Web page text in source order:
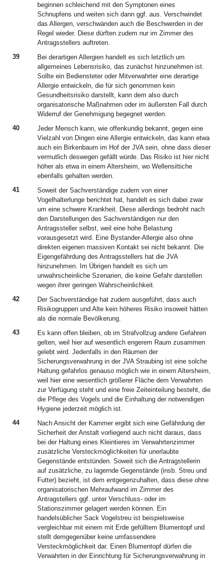
beginnen schleichend mit den Symptonen eines
Schnupfens und weiten sich dann ggf. aus. Verschwindet
das Allergen, verschwänden auch die Beschwerden in der
Regel wieder. Diese dürften zudem nur im Zimmer des
Antragsstellers auftreten.
39
Bei derartigen Allergien handelt es sich letztlich um
allgemeines Lebensrisiko, das zunächst hinzunehmen ist.
Sollte ein Bediensteter oder Mitverwahrter eine derartige
Allergie entwickeln, die für sich genommen kein
Gesundheitsrisiko darstellt, kann dem also durch
organisatorische Maßnahmen oder im äußersten Fall durch
Widerruf der Genehmigung begegnet werden.
40
Jeder Mensch kann, wie offenkundig bekannt, gegen eine
Vielzahl von Dingen eine Allergie entwickeln, das kann etwa
auch ein Birkenbaum im Hof der JVA sein, ohne dass dieser
vermutlich deswegen gefällt würde. Das Risiko ist hier nicht
höher als etwa in einem Altersheim, wo Wellensittiche
ebenfalls gehalten werden.
41
Soweit der Sachverständige zudem von einer
Vogelhalterlunge berichtet hat, handelt es sich dabei zwar
um eine schwere Krankheit. Diese allerdings bedroht nach
den Darstellungen des Sachverständigen nur den
Antragssteller selbst, weil eine hohe Belastung
vorausgesetzt wird. Eine Bystander-Allergie also ohne
direkten eigenen massiven Kontakt sei nicht bekannt. Die
Eigengefährdung des Antragsstellers hat die JVA
hinzunehmen. Im Übrigen handelt es sich um
unwahrscheinliche Szenarien, die keine Gefahr darstellen
wegen ihrer geringen Wahrscheinlichkeit.
42
Der Sachverständige hat zudem ausgeführt, dass auch
Risikogruppen und Alte kein höheres Risiko insoweit hätten
als die normale Bevölkerung.
43
Es kann offen bleiben, ob im Strafvollzug andere Gefahren
gelten, weil hier auf wesentlich engerem Raum zusammen
gelebt wird. Jedenfalls in den Räumen der
Sicherungsverwahrung in der JVA Straubing ist eine solche
Haltung gefahrlos genauso möglich wie in einem Altersheim,
weil hier eine wesentlich größerer Fläche dem Verwahrten
zur Verfügung steht und eine freie Zeiteinteilung besteht, die
die Pflege des Vogels und die Einhaltung der notwendigen
Hygiene jederzeit möglich ist.
44
Nach Ansicht der Kammer ergibt sich eine Gefährdung der
Sicherheit der Anstalt vorliegend auch nicht daraus, dass
bei der Haltung eines Kleintieres im Verwahrtenzimmer
zusätzliche Versteckmöglichkeiten für unerlaubte
Gegenstände entstünden. Soweit sich die Antragstellerin
auf zusätzliche, zu lagernde Gegenstände (insb. Streu und
Futter) bezieht, ist dem entgegenzuhalten, dass diese ohne
organisatorischen Mehraufwand im Zimmer des
Antragstellers ggf. unter Verschluss- oder im
Stationszimmer gelagert werden können. Ein
handelsüblicher Sack Vogelstreu ist beispielsweise
vergleichbar mit einem mit Erde gefülltem Blumentopf und
stellt demgegenüber keine umfassendere
Versteckmöglichkeit dar. Einen Blumentopf dürfen die
Verwahrten in der Einrichtung für Sicherungsverwahrung in